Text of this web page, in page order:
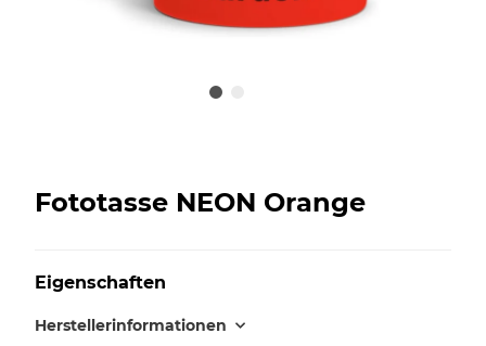
Fototasse NEON Orange
Eigenschaften
Herstellerinformationen